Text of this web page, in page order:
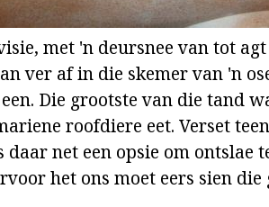
met 'n deursnee van tot
ver af in die skemer van 'n
Die grootste van die tand
roofdiere eet. Verset
daar net een opsie om ontslae
het ons moet eers sien die